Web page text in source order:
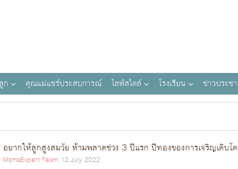
ก คุณแม่แชร์ประสบการณ์ ไลฟ์สไตล์ โรงเรียน ข่าวประช
อยากให้ลูกสูงสมวัย ห้ามพลาดช่วง 3 ปีแรก ปีทองของการเจริญเติบโต
MamaExpert Team 12 July 2022